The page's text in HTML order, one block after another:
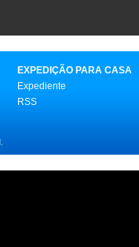
EXPEDIÇÃO PARA CASA
Expediente
RSS